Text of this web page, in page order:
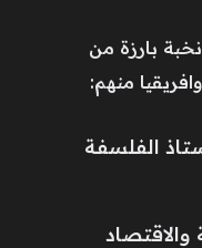
بارزة من
منهم:
الفلسفة